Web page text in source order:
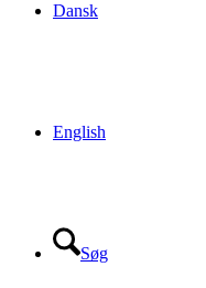
Dansk
English
Søg